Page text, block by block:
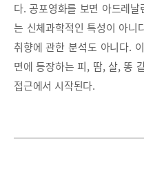
다. 공포영화를 보면 아드레
는 신체과학적인 특성이 아니
취향에 관한 분석도 아니다.
면에 등장하는 피, 땀, 살, 똥
접근에서 시작된다.